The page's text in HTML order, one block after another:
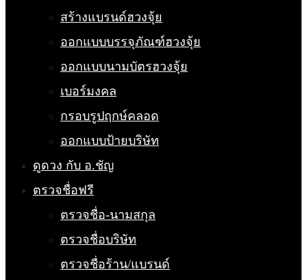
สร้างแบรนด์ฮวงจุ้ย
ออกแบบบรรจุภัณฑ์ฮวงจุ้ย
ออกแบบนามบัตรฮวงจุ้ย
เบอร์มงคล
กรอบรูปฤกษ์คลอด
ออกแบบป้ายบริษัท
ดูดวง กับ อ.ชัญ
ตรวจชื่อฟรี
ตรวจชื่อ-นามสกุล
ตรวจชื่อบริษัท
ตรวจชื่อร้าน/แบรนด์